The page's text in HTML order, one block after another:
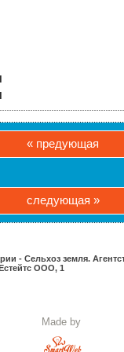
« предующая
следующая »
- Сельхоз земля.
ООО, 1
Made by